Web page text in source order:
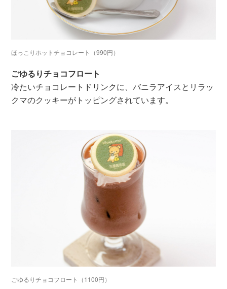
ほっこりホットチョコレート（990円）
ごゆるりチョコフロート
冷たいチョコレートドリンクに、バニラアイスとリラッ
クマのクッキーがトッピングされています。
ごゆるりチョコフロート（1100円）